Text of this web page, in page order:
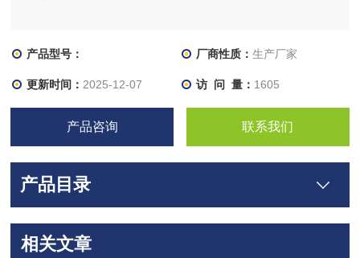
产品型号： 厂商性质： 生产厂家
更新时间： 2025-12-07 访 问 量： 1605
产品咨询 联系我们
产品目录
相关文章